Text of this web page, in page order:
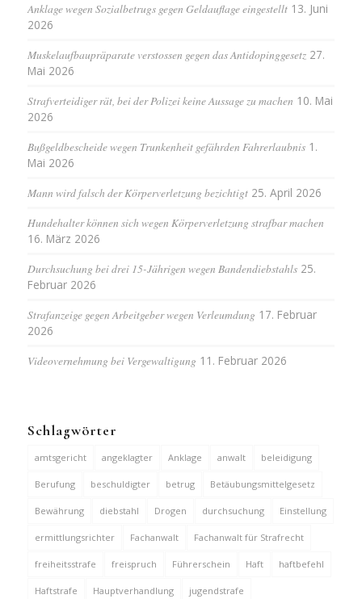
Anklage wegen Sozialbetrugs gegen Geldauflage eingestellt 13. Juni
2026
Muskelaufbaupräparate verstossen gegen das Antidopinggesetz 27.
Mai 2026
Strafverteidiger rät, bei der Polizei keine Aussage zu machen 10. Mai
2026
Bußgeldbescheide wegen Trunkenheit gefährden Fahrerlaubnis 1.
Mai 2026
Mann wird falsch der Körperverletzung bezichtigt 25. April 2026
Hundehalter können sich wegen Körperverletzung strafbar machen
16. März 2026
Durchsuchung bei drei 15-Jährigen wegen Bandendiebstahls 25.
Februar 2026
Strafanzeige gegen Arbeitgeber wegen Verleumdung 17. Februar
2026
Videovernehmung bei Vergewaltigung 11. Februar 2026
Schlagwörter
amtsgericht angeklagter Anklage anwalt beleidigung
Berufung beschuldigter betrug Betäubungsmittelgesetz
Bewährung diebstahl Drogen durchsuchung Einstellung
ermittlungsrichter Fachanwalt Fachanwalt für Strafrecht
freiheitsstrafe freispruch Führerschein Haft haftbefehl
Haftstrafe Hauptverhandlung jugendstrafe